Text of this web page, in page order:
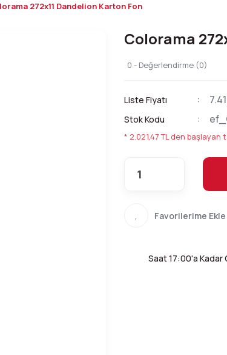
272x11 Dandelion Karton Fon
Colorama
0 - Değerlendirme (0)
Liste Fiyatı
Stok Kodu
* 2.021,47 TL den başlayan
Saat 17:00'a Kadar